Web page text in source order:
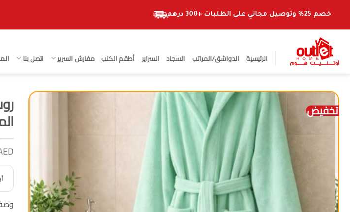
للمحتوىخصم 25% وتوصيل مجاني على الطلبات +300 درهم
الرئيسية الدواشق/المراتب السجاد السراير أطقم الكنب مفارش السرير اتصل بنا
تخفيض